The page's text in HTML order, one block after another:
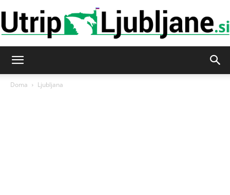
Doma Ljubljana